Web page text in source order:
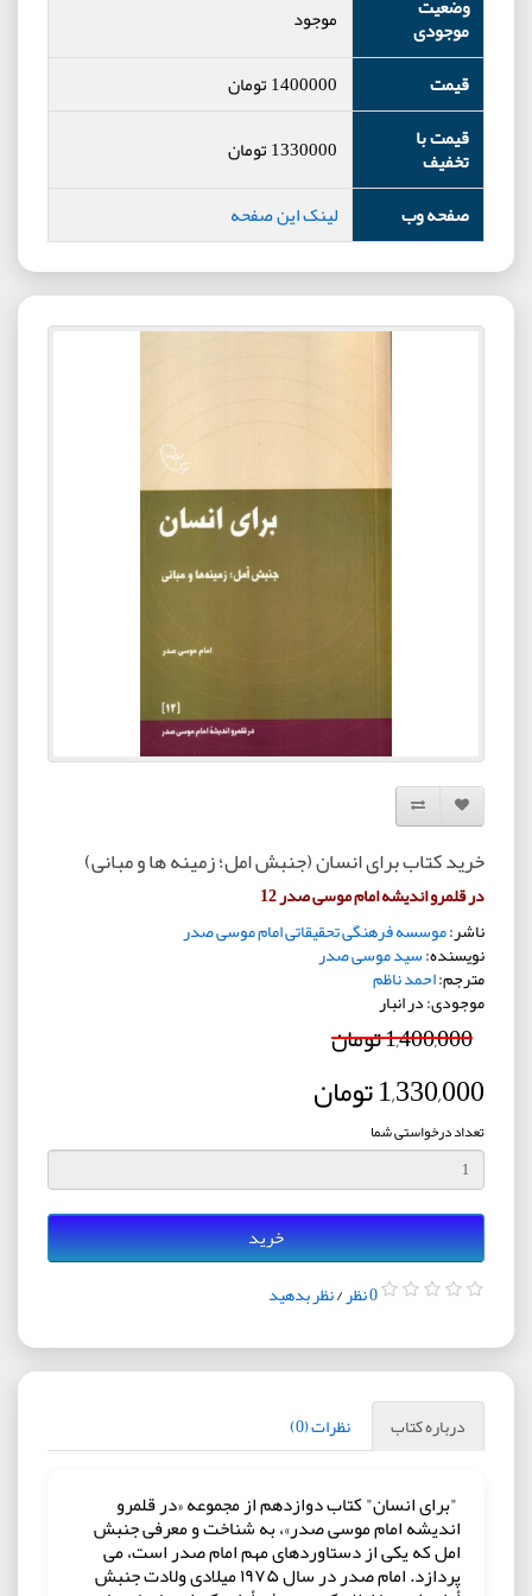
موجودی
موجود
قیمت
1400000تومان
قیمت با
تخفیف 1330000تومان
صفحه وب
لینک این صفحه
افزودن به لیست دلخواه
مقایسه این محصول
خرید کتاب برای انسان (جنبش امل؛ زمینه ها و مبانی)
در قلمرو اندیشه امام موسی صدر 12
ناشر:موسسه فرهنگی تحقیقاتی امام موسی صدر
نویسنده:سید موسی صدر
مترجم:احمد ناظم
موجودی: در انبار
1,400,000 تومان
1,330,000 تومان
تعداد درخواستی شما
خرید
0 نظر /نظر بدهید
درباره کتاب نظرات (0)
"برای انسان" کتاب دوازدهم از مجموعه «در قلمرو
اندیشه امام موسی صدر»، به شناخت و معرفی جنبش
امل که یکی از دستاوردهای مهم امام صدر است، می
پردازد. امام صدر در سال ۱۹۷۵ میلادی ولادت جنبش